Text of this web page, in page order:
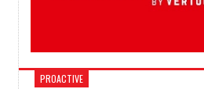
PROACTIVE